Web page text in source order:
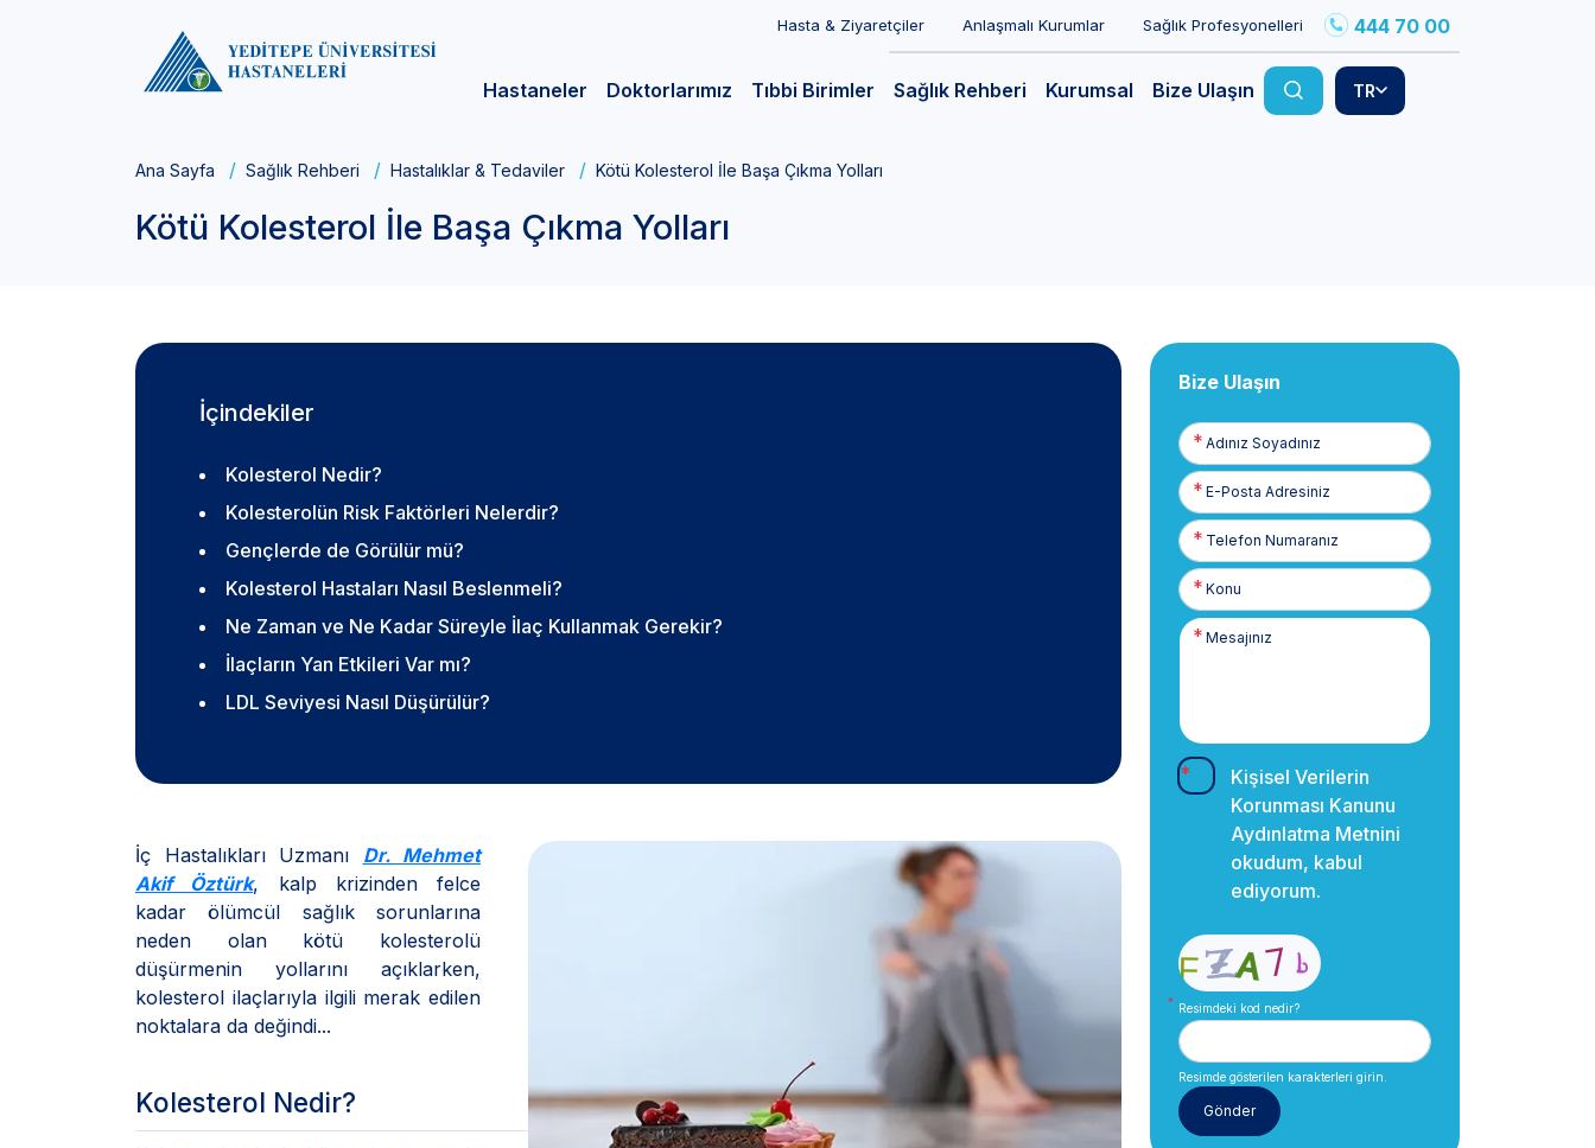
Hasta & Ziyaretçiler Anlaşmalı Kurumlar Sağlık Profesyonelleri 444 70 00
Hastaneler Doktorlarımız Tıbbi Birimler Sağlık Rehberi Kurumsal Bize Ulaşın TR
Ana Sayfa Sağlık Rehberi Hastalıklar & Tedaviler Kötü Kolesterol İle Başa Çıkma Yolları
Kötü Kolesterol İle Başa Çıkma Yolları
İçindekiler
Kolesterol Nedir?
Kolesterolün Risk Faktörleri Nelerdir?
Gençlerde de Görülür mü?
Kolesterol Hastaları Nasıl Beslenmeli?
Ne Zaman ve Ne Kadar Süreyle İlaç Kullanmak Gerekir?
İlaçların Yan Etkileri Var mı?
LDL Seviyesi Nasıl Düşürülür?
İç Hastalıkları Uzmanı Dr. Mehmet
Akif Öztürk, kalp krizinden felce
kadar ölümcül sağlık sorunlarına
neden olan kötü kolesterolü
düşürmenin yollarını açıklarken,
kolesterol ilaçlarıyla ilgili merak edilen
noktalara da değindi...
Kolesterol Nedir?
Bize Ulaşın
Adınız
Soyadınız
E-
Posta
Telefon
Numaranız
Kişisel Verilerin
Korunması Kanunu
Aydınlatma Metnini
okudum, kabul
ediyorum.
Resimdeki kod nedir?
Resimde gösterilen karakterleri girin.